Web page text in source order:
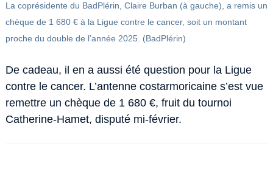
La coprésidente du BadPlérin, Claire Burban (à gauche), a remis un
chèque de 1 680 € à la Ligue contre le cancer, soit un montant
proche du double de l’année 2025. (BadPlérin)
De cadeau, il en a aussi été question pour la Ligue
contre le cancer. L’antenne costarmoricaine s’est vue
remettre un chèque de 1 680 €, fruit du tournoi
Catherine-Hamet, disputé mi-février.